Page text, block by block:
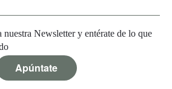
nuestra Newsletter y entérate de lo que
Apúntate